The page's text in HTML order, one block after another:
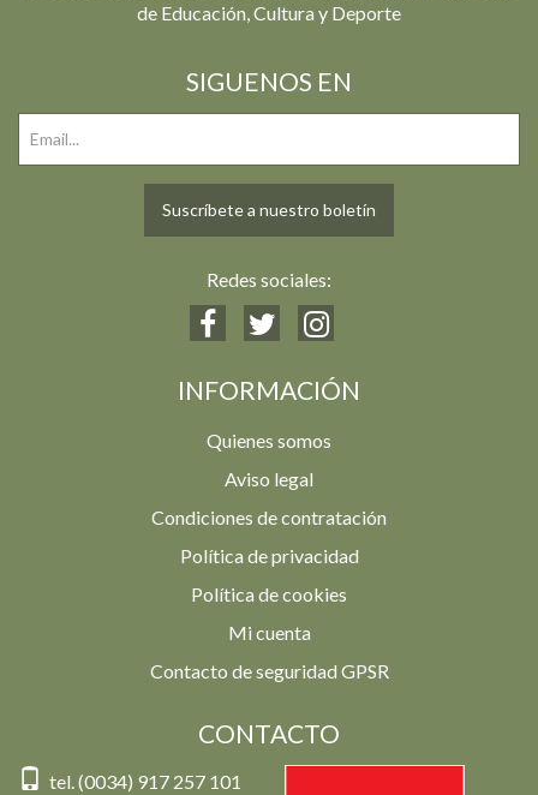
de Educación, Cultura y Deporte
SIGUENOS EN
Suscríbete a nuestro boletín
Redes sociales:
INFORMACIÓN
Quienes somos
Aviso legal
Condiciones de contratación
Política de privacidad
Política de cookies
Mi cuenta
Contacto de seguridad GPSR
CONTACTO
tel. (0034) 917 257 101